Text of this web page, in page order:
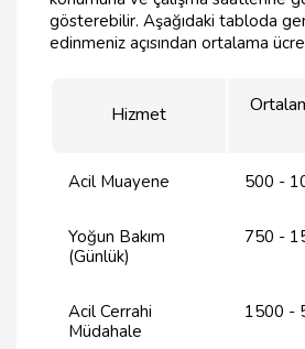
gösterebilir. Aşağıdaki tabloda
edinmeniz açısından ortalama
Hizmet
Acil Muayene 500 -
Yoğun Bakım
(Günlük)
750 -
Acil Cerrahi
Müdahale
1500 -